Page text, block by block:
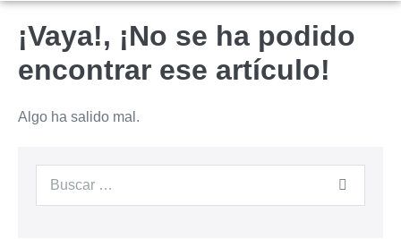
¡Vaya!, ¡No se ha podido
encontrar ese artículo!
Algo ha salido mal.